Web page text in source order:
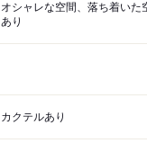
オシャレな空間、落ち着いた
あり
カクテルあり